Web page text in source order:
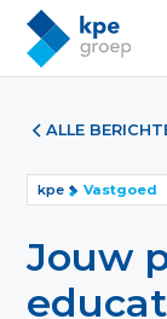
ALLE
kpe Vastgoed
Jouw